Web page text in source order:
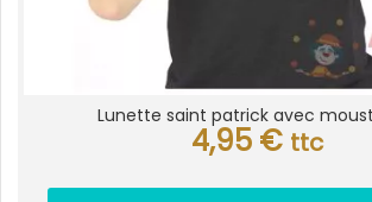
Lunette saint patrick avec
4,95 € ttc